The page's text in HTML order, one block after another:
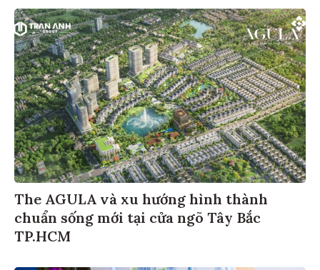
The AGULA và xu hướng hình thành
chuẩn sống mới tại cửa ngõ Tây Bắc
TP.HCM